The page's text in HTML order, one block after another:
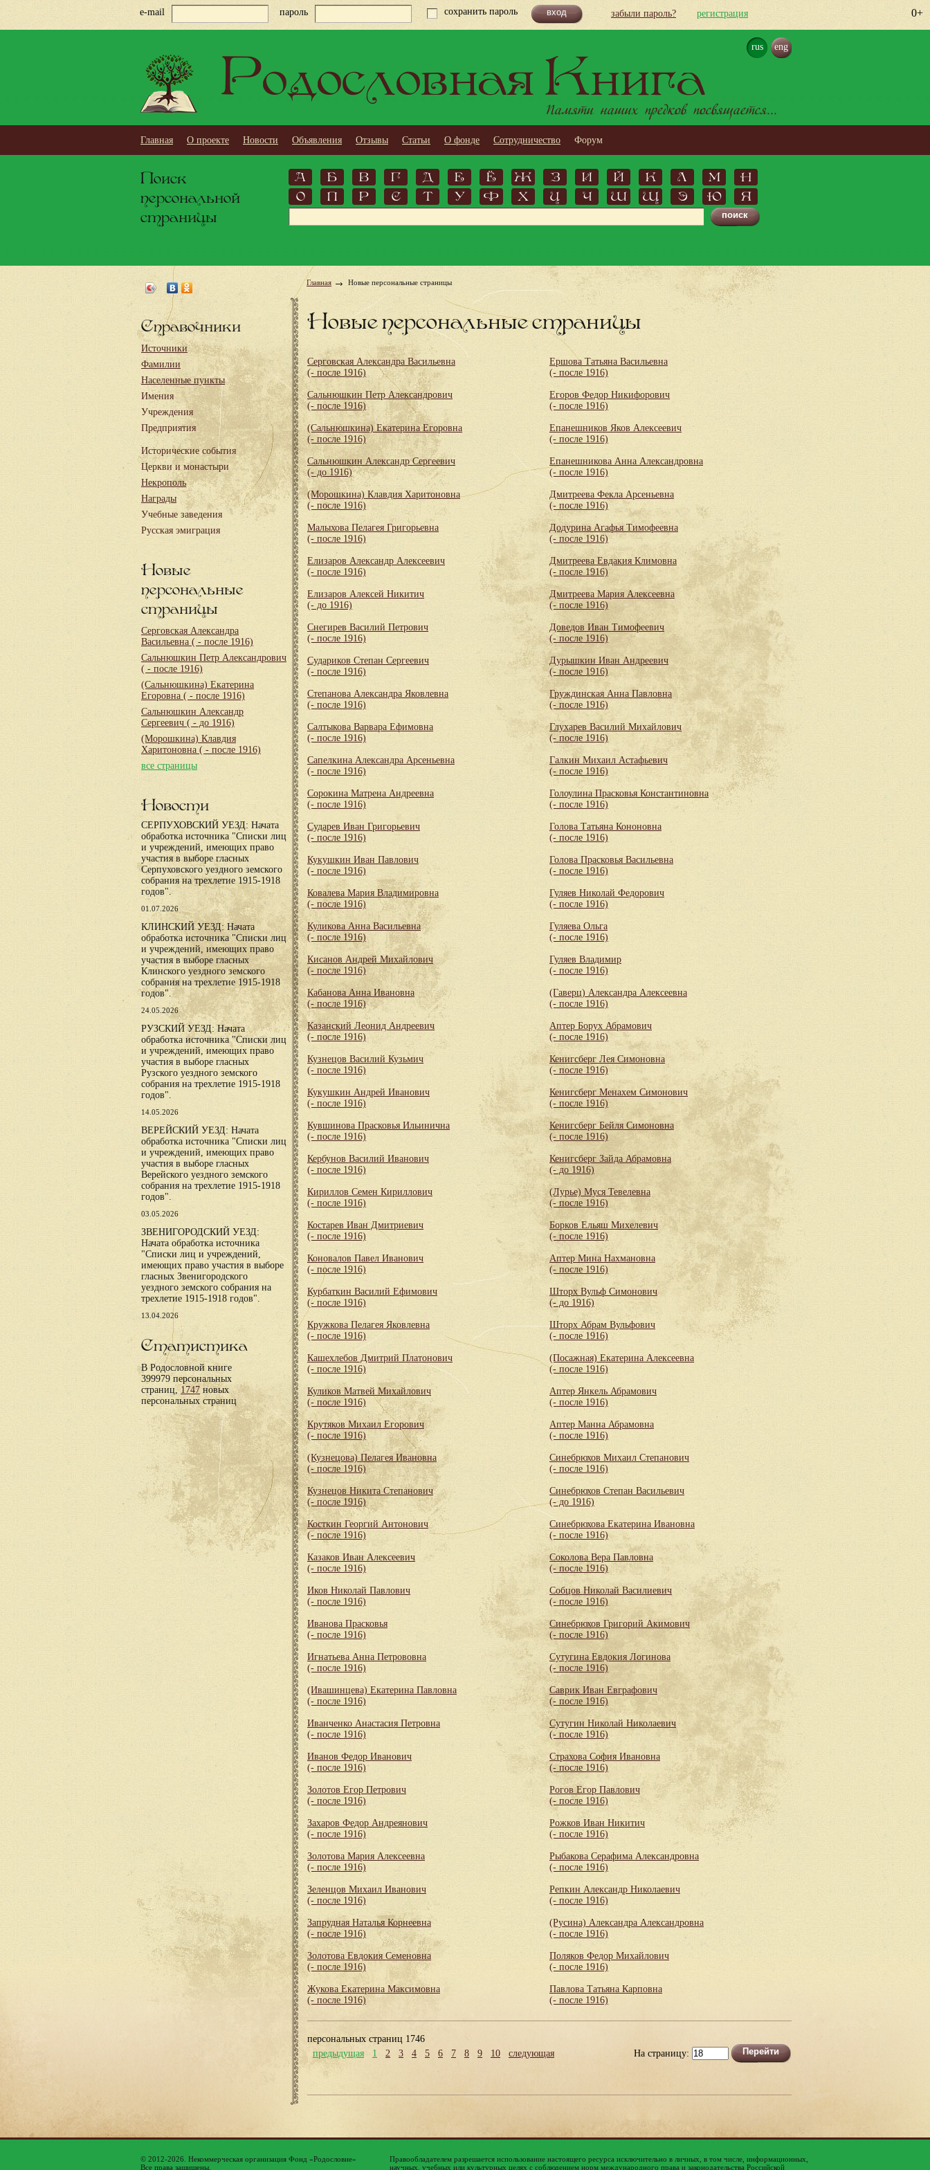
0+
e-mail пароль сохранить пароль забыли пароль? регистрация
rus eng
Родословная Книга
Памяти наших предков посвящается...
Главная О проекте Новости Объявления Отзывы Статьи О фонде Сотрудничество Форум
Поиск
персональной
страницы
А Б В Г Д Е Ё Ж З И Й К Л М
Н
О
П Р С Т У Ф Х Ц Ч Ш Щ Э Ю Я
Справочники
Источники
Фамилии
Населенные пункты
Имения
Учреждения
Предприятия
Исторические события
Церкви и монастыри
Некрополь
Награды
Учебные заведения
Русская эмиграция
Новые
персональные
страницы
Серговская Александра
Васильевна ( - после 1916)
Сальнюшкин Петр Александрович
( - после 1916)
(Сальнюшкина) Екатерина
Егоровна ( - после 1916)
Сальнюшкин Александр
Сергеевич ( - до 1916)
(Морошкина) Клавдия
Харитоновна ( - после 1916)
все страницы
Новости
СЕРПУХОВСКИЙ УЕЗД: Начата
обработка источника "Списки лиц
и учреждений, имеющих право
участия в выборе гласных
Серпуховского уездного земского
собрания на трехлетие 1915-1918
годов".
01.07.2026
КЛИНСКИЙ УЕЗД: Начата
обработка источника "Списки лиц
и учреждений, имеющих право
участия в выборе гласных
Клинского уездного земского
собрания на трехлетие 1915-1918
годов".
24.05.2026
РУЗСКИЙ УЕЗД: Начата
обработка источника "Списки лиц
и учреждений, имеющих право
участия в выборе гласных
Рузского уездного земского
собрания на трехлетие 1915-1918
годов".
14.05.2026
ВЕРЕЙСКИЙ УЕЗД: Начата
обработка источника "Списки лиц
и учреждений, имеющих право
участия в выборе гласных
Верейского уездного земского
собрания на трехлетие 1915-1918
годов".
03.05.2026
ЗВЕНИГОРОДСКИЙ УЕЗД:
Начата обработка источника
"Списки лиц и учреждений,
имеющих право участия в выборе
гласных Звенигородского
уездного земского собрания на
трехлетие 1915-1918 годов".
13.04.2026
Статистика
В Родословной книге
399979 персональных
страниц, 1747 новых
персональных страниц
Главная Новые персональные страницы
Новые персональные страницы
Серговская Александра Васильевна
(- после 1916)
Сальнюшкин Петр Александрович
(- после 1916)
(Сальнюшкина) Екатерина Егоровна
(- после 1916)
Сальнюшкин Александр Сергеевич
(- до 1916)
(Морошкина) Клавдия Харитоновна
(- после 1916)
Малыхова Пелагея Григорьевна
(- после 1916)
Елизаров Александр Алексеевич
(- после 1916)
Елизаров Алексей Никитич
(- до 1916)
Снегирев Василий Петрович
(- после 1916)
Судариков Степан Сергеевич
(- после 1916)
Степанова Александра Яковлевна
(- после 1916)
Салтыкова Варвара Ефимовна
(- после 1916)
Сапелкина Александра Арсеньевна
(- после 1916)
Сорокина Матрена Андреевна
(- после 1916)
Сударев Иван Григорьевич
(- после 1916)
Кукушкин Иван Павлович
(- после 1916)
Ковалева Мария Владимировна
(- после 1916)
Куликова Анна Васильевна
(- после 1916)
Кисанов Андрей Михайлович
(- после 1916)
Кабанова Анна Ивановна
(- после 1916)
Казанский Леонид Андреевич
(- после 1916)
Кузнецов Василий Кузьмич
(- после 1916)
Кукушкин Андрей Иванович
(- после 1916)
Кувшинова Прасковья Ильинична
(- после 1916)
Кербунов Василий Иванович
(- после 1916)
Кириллов Семен Кириллович
(- после 1916)
Костарев Иван Дмитриевич
(- после 1916)
Коновалов Павел Иванович
(- после 1916)
Курбаткин Василий Ефимович
(- после 1916)
Кружкова Пелагея Яковлевна
(- после 1916)
Кашехлебов Дмитрий Платонович
(- после 1916)
Куликов Матвей Михайлович
(- после 1916)
Крутяков Михаил Егорович
(- после 1916)
(Кузнецова) Пелагея Ивановна
(- после 1916)
Кузнецов Никита Степанович
(- после 1916)
Косткин Георгий Антонович
(- после 1916)
Казаков Иван Алексеевич
(- после 1916)
Иков Николай Павлович
(- после 1916)
Иванова Прасковья
(- после 1916)
Игнатьева Анна Петрововна
(- после 1916)
(Ивашинцева) Екатерина Павловна
(- после 1916)
Иванченко Анастасия Петровна
(- после 1916)
Иванов Федор Иванович
(- после 1916)
Золотов Егор Петрович
(- после 1916)
Захаров Федор Андреянович
(- после 1916)
Золотова Мария Алексеевна
(- после 1916)
Зеленцов Михаил Иванович
(- после 1916)
Запрудная Наталья Корнеевна
(- после 1916)
Золотова Евдокия Семеновна
(- после 1916)
Жукова Екатерина Максимовна
(- после 1916)
Ершова Татьяна Васильевна
(- после 1916)
Егоров Федор Никифорович
(- после 1916)
Епанешников Яков Алексеевич
(- после 1916)
Епанешникова Анна Александровна
(- после 1916)
Дмитреева Фекла Арсеньевна
(- после 1916)
Додурина Агафья Тимофеевна
(- после 1916)
Дмитреева Евдакия Климовна
(- после 1916)
Дмитреева Мария Алексеевна
(- после 1916)
Доведов Иван Тимофеевич
(- после 1916)
Дурышкин Иван Андреевич
(- после 1916)
Груждинская Анна Павловна
(- после 1916)
Глухарев Василий Михайлович
(- после 1916)
Галкин Михаил Астафьевич
(- после 1916)
Голоулина Прасковья Константиновна
(- после 1916)
Голова Татьяна Кононовна
(- после 1916)
Голова Прасковья Васильевна
(- после 1916)
Гуляев Николай Федорович
(- после 1916)
Гуляева Ольга
(- после 1916)
Гуляев Владимир
(- после 1916)
(Гаверц) Александра Алексеевна
(- после 1916)
Аптер Борух Абрамович
(- после 1916)
Кенигсберг Лея Симоновна
(- после 1916)
Кенигсберг Менахем Симонович
(- после 1916)
Кенигсберг Бейля Симоновна
(- после 1916)
Кенигсберг Зайда Абрамовна
(- до 1916)
(Лурье) Муся Тевелевна
(- после 1916)
Борков Ельяш Михелевич
(- после 1916)
Аптер Мина Нахмановна
(- после 1916)
Шторх Вульф Симонович
(- до 1916)
Шторх Абрам Вульфович
(- после 1916)
(Посажная) Екатерина Алексеевна
(- после 1916)
Аптер Янкель Абрамович
(- после 1916)
Аптер Манна Абрамовна
(- после 1916)
Синебрюхов Михаил Степанович
(- после 1916)
Синебрюхов Степан Васильевич
(- до 1916)
Синебрюхова Екатерина Ивановна
(- после 1916)
Соколова Вера Павловна
(- после 1916)
Собцов Николай Василиевич
(- после 1916)
Синебрюхов Григорий Акимович
(- после 1916)
Сутугина Евдокия Логинова
(- после 1916)
Саврик Иван Евграфович
(- после 1916)
Сутугин Николай Николаевич
(- после 1916)
Страхова София Ивановна
(- после 1916)
Рогов Егор Павлович
(- после 1916)
Рожков Иван Никитич
(- после 1916)
Рыбакова Серафима Александровна
(- после 1916)
Репкин Александр Николаевич
(- после 1916)
(Русина) Александра Александровна
(- после 1916)
Поляков Федор Михайлович
(- после 1916)
Павлова Татьяна Карповна
(- после 1916)
персональных страниц 1746
предыдущая
1 2 3 4 5 6 7 8 9 10 следующая На страницу:
© 2012-2026. Некоммерческая организация Фонд «Родословие»
Все права защищены.
Правообладателем разрешается использование настоящего ресурса исключительно в личных, в том числе, информационных,
научных, учебных или культурных целях с соблюдением норм международного права и законодательства Российской